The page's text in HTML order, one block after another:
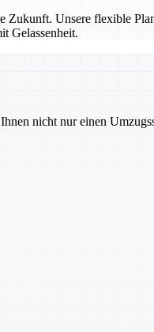
Unsere flexible
Gelassenheit.
nicht nur einen